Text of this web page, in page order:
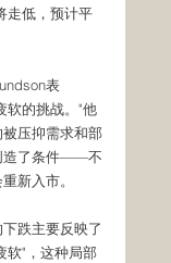
走低，预计平
表
软的挑战。"他
压抑需求和部
造了条件——不
新入市。
跌主要反映了
软"，这种局部